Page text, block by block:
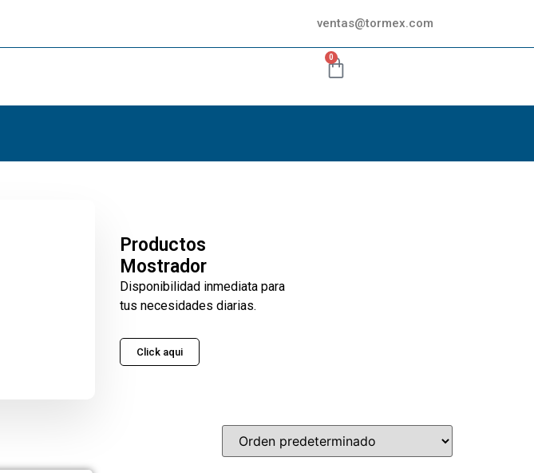
ventas@tormex.com
0
Productos
Mostrador
Disponibilidad inmediata para
tus necesidades diarias.
Click aqui